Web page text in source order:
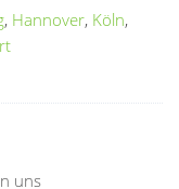
, Hannover, Köln,
uns